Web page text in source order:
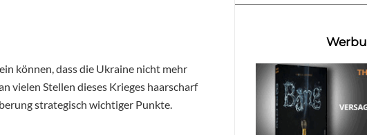
können, dass die Ukraine nicht mehr
vielen Stellen dieses Krieges haarscharf
strategisch wichtiger Punkte.